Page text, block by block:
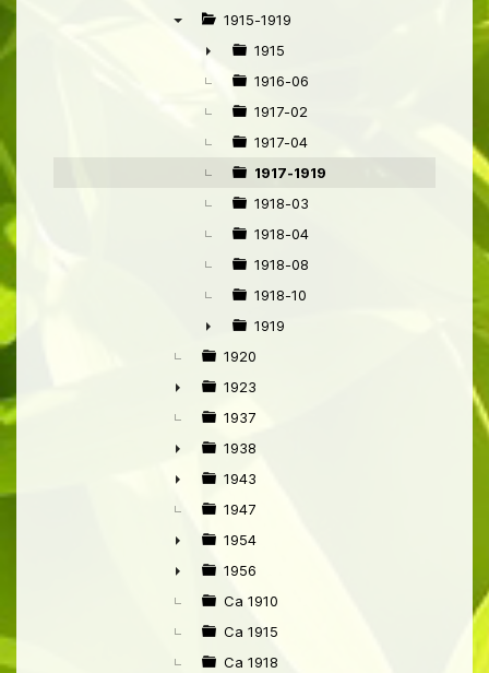
1915-1919
►
1915
1916-06
1917-02
1917-04
1917-1919
1918-03
1918-04
1918-08
1918-10
►
1919
1920
►
1923
1937
►
1938
►
1943
1947
►
1954
►
1956
Ca 1910
Ca 1915
Ca 1918